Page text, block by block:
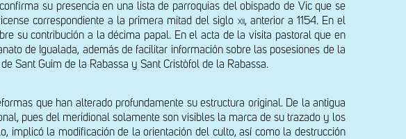
su presencia en una lista de parroquias del obispado de Vic que se
correspondiente a la primera mitad del siglo xii, anterior a 1154. En el
su contribución a la décima papal. En el acta de la visita pastoral que en
de Igualada, además de facilitar información sobre las posesiones de la
Sant Guim de la Rabassa y Sant Cristòfol de la Rabassa.
que han alterado profundamente su estructura original. De la antigua
pues del meridional solamente son visibles la marca de su trazado y los
implicó la modificación de la orientación del culto, así como la destrucción